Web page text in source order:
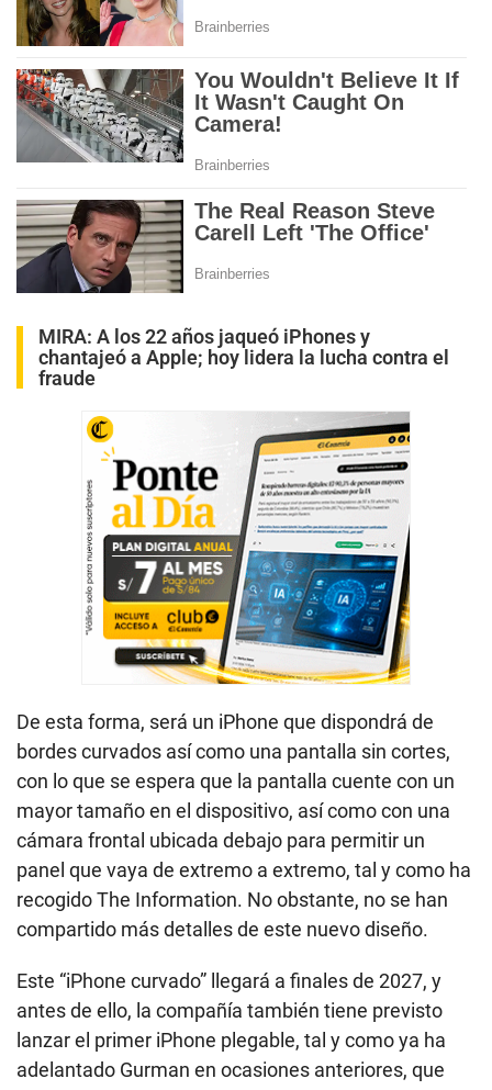
MIRA: A los 22 años jaqueó iPhones y
chantajeó a Apple; hoy lidera la lucha contra el
fraude
De esta forma, será un iPhone que dispondrá de
bordes curvados así como una pantalla sin cortes,
con lo que se espera que la pantalla cuente con un
mayor tamaño en el dispositivo, así como con una
cámara frontal ubicada debajo para permitir un
panel que vaya de extremo a extremo, tal y como ha
recogido The Information. No obstante, no se han
compartido más detalles de este nuevo diseño.
Este “iPhone curvado” llegará a finales de 2027, y
antes de ello, la compañía también tiene previsto
lanzar el primer iPhone plegable, tal y como ya ha
adelantado Gurman en ocasiones anteriores, que